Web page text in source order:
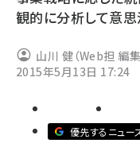
note (2315)
z世代 (1623)
観的に分析して意
山川 健（Web担 編集
2015年5月13日 17:24
優先するニュー